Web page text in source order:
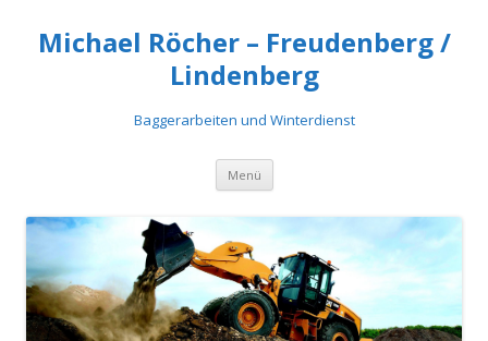
Michael Röcher – Freudenberg /
Lindenberg
Baggerarbeiten und Winterdienst
Menü Springe
Inhalt